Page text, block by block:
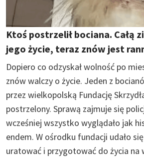
Ktoś postrzelił bociana. Całą
jego życie, teraz znów jest
Dopiero co odzyskał wolność po
znów walczy o życie. Jeden z
przez wielkopolską Fundację
postrzelony. Sprawą zajmuje się
wcześniej wszystko wyglądało jak
endem. W ośrodku fundacji udało
uratować i przygotować do życia na